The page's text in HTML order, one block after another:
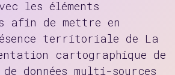
les éléments
afin de mettre en
territoriale de La
cartographique de
données multi-sources